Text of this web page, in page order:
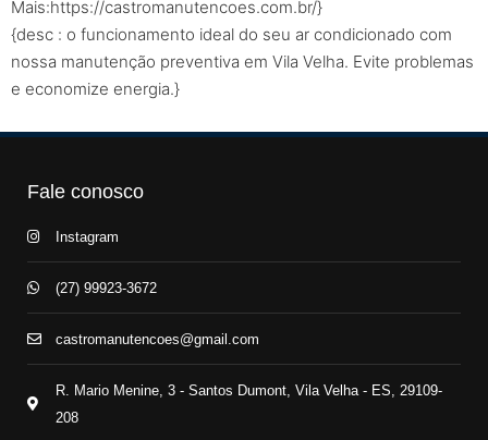
Mais:https://castromanutencoes.com.br/}
{desc : o funcionamento ideal do seu ar condicionado com
nossa manutenção preventiva em Vila Velha. Evite problemas
e economize energia.}
Fale conosco
Instagram
(27) 99923-3672
castromanutencoes@gmail.com
R. Mario Menine, 3 - Santos Dumont, Vila Velha - ES, 29109-
208